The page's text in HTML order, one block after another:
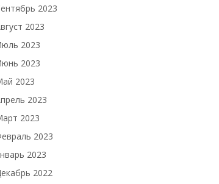
2023
2023
2023
2023
2023
2023
2023
2023
2023
2022